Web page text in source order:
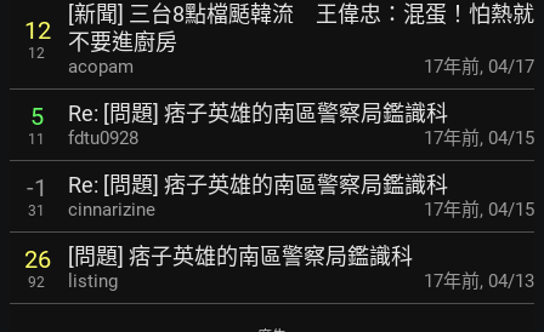
12
12
[新聞] 三台8點檔颳韓流 王偉忠：混蛋！怕熱就
不要進廚房
acopam 17年前, 04/17
5
11
Re: [問題] 痞子英雄的南區警察局鑑識科
fdtu0928 17年前, 04/15
-1
31
Re: [問題] 痞子英雄的南區警察局鑑識科
cinnarizine 17年前, 04/15
26
92
[問題] 痞子英雄的南區警察局鑑識科
listing 17年前, 04/13